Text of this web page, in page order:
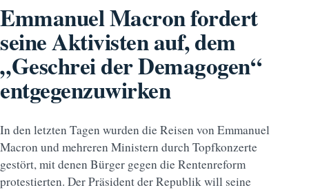
Emmanuel Macron fordert
seine Aktivisten auf, dem
„Geschrei der Demagogen“
entgegenzuwirken
In den letzten Tagen wurden die Reisen von Emmanuel
Macron und mehreren Ministern durch Topfkonzerte
gestört, mit denen Bürger gegen die Rentenreform
protestierten. Der Präsident der Republik will seine